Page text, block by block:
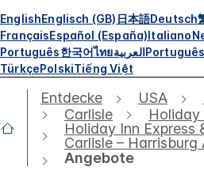
EnglishEnglisch (GB) 日本語Deutsch
FrançaisEspañol (España)Italiano
Português한국어ไทยالعربيةPortuguês
TürkçePolskiTiếng Việt
Entdecke USA
Carlisle
Holiday
Holiday Inn Express
Carlisle – Harrisburg
Angebote